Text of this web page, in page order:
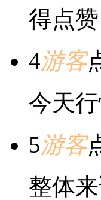
得点赞
4游客
今天
5游客
整体